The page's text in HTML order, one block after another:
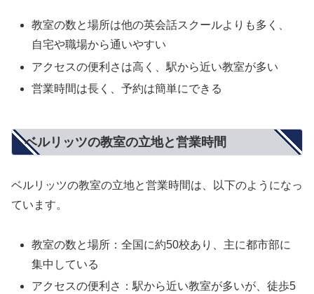
教室の数と場所は他の英会話スクールよりも多く、
自宅や職場から通いやすい
アクセスの便利さは高く、駅から近い教室が多い
営業時間は長く、予約は簡単にできる
ベルリッツの教室の立地と営業時間
ベルリッツの教室の立地と営業時間は、以下のようになっ
ています。
教室の数と場所：全国に約50校あり、主に都市部に
集中している
アクセスの便利さ：駅から近い教室が多いが、徒歩5